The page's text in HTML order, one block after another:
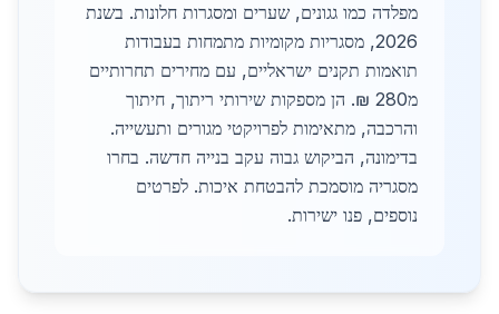
מפלדה כמו גגונים, שערים ומסגרות חלונות. בשנת
2026, מסגריות מקומיות מתמחות בעבודות
תואמות תקנים ישראליים, עם מחירים תחרותיים
מ280 ₪. הן מספקות שירותי ריתוך, חיתוך
והרכבה, מתאימות לפרויקטי מגורים ותעשייה.
בדימונה, הביקוש גבוה עקב בנייה חדשה. בחרו
מסגריה מוסמכת להבטחת איכות. לפרטים
נוספים, פנו ישירות.